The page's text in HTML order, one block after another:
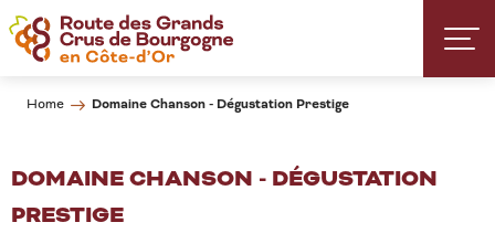
Aller
au
contenu
Home Domaine Chanson - Dégustation Prestige
DOMAINE CHANSON - DÉGUSTATION
PRESTIGE